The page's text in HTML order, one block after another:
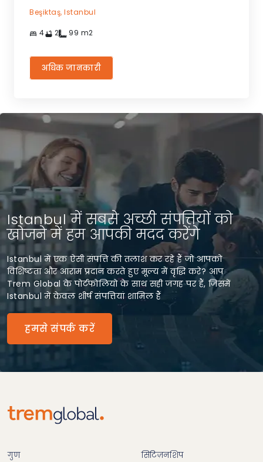
Beşiktaş, Istanbul
4 2 99 m2
अधिक जानकारी
Istanbul में सबसे अच्छी संपत्तियों को
खोजने में हम आपकी मदद करेंगे
Istanbul में एक ऐसी संपत्ति की तलाश कर रहे हैं जो आपको
विशिष्टता और आराम प्रदान करते हुए मूल्य में वृद्धि करे? आप
Trem Global के पोर्टफोलियो के साथ सही जगह पर हैं, जिसमें
Istanbul में केवल शीर्ष संपत्तियां शामिल हैं
हमसे संपर्क करें
गुण सिटिज़नशिप